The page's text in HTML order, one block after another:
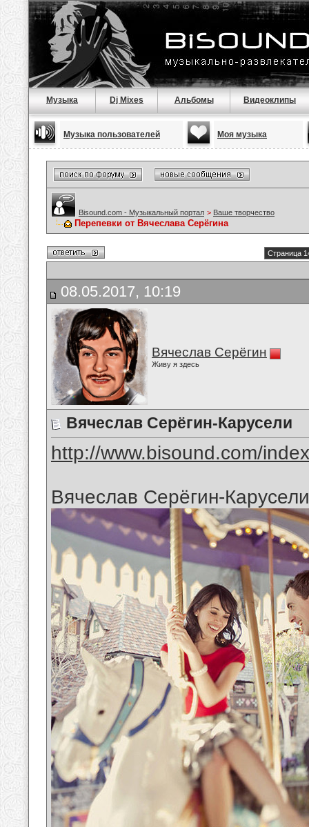
Музыка Dj Mixes Альбомы Видеоклипы
Музыка пользователей Моя музыка
Bisound.com - Музыкальный портал > Ваше творчество
Перепевки от Вячеслава Серёгина
Страница
08.05.2017, 10:19
Вячеслав Серёгин
Живу я здесь
Вячеслав Серёгин-Карусели
http://www.bisound.com/
Вячеслав Серёгин-Карусели